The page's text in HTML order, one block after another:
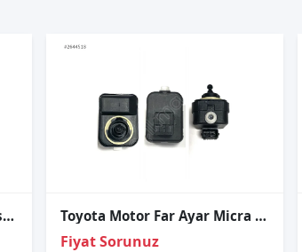
Toyota corolla cross hybrid sağ ön far 2022-2023 Toyota Motor Far Ayar Micra 02-08/Yaris 06-11/Rav4 06-09
Fiyat Sorunuz